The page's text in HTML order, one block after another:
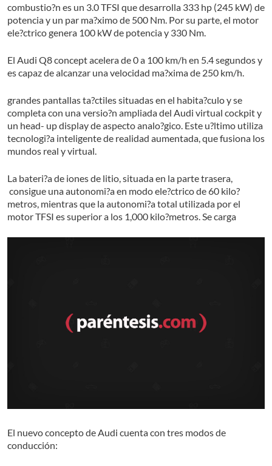
combustio?n es un 3.0 TFSI que desarrolla 333 hp (245 kW) de
potencia y un par ma?ximo de 500 Nm. Por su parte, el motor
ele?ctrico genera 100 kW de potencia y 330 Nm.
El Audi Q8 concept acelera de 0 a 100 km/h en 5.4 segundos y
es capaz de alcanzar una velocidad ma?xima de 250 km/h.
grandes pantallas ta?ctiles situadas en el habita?culo y se
completa con una versio?n ampliada del Audi virtual cockpit y
un head- up display de aspecto analo?gico. Este u?ltimo utiliza
tecnologi?a inteligente de realidad aumentada, que fusiona los
mundos real y virtual.
La bateri?a de iones de litio, situada en la parte trasera,
consigue una autonomi?a en modo ele?ctrico de 60 kilo?
metros, mientras que la autonomi?a total utilizada por el
motor TFSI es superior a los 1,000 kilo?metros. Se carga
El nuevo concepto de Audi cuenta con tres modos de
conducción: